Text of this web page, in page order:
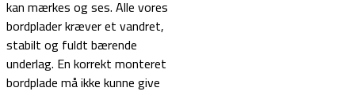
kan mærkes og ses. Alle vores
bordplader kræver et vandret,
stabilt og fuldt bærende
underlag. En korrekt monteret
bordplade må ikke kunne give